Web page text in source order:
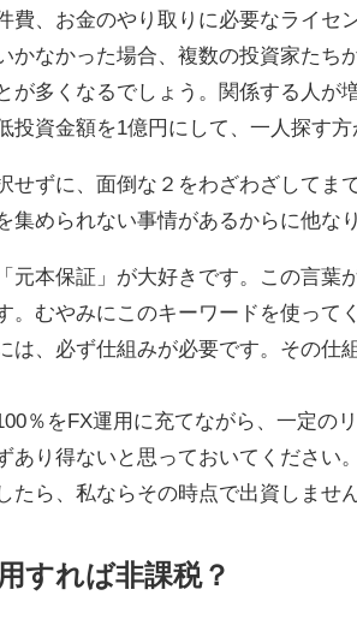
費、お金のやり取りに必要なライセ
かなかった場合、複数の投資家たち
が多くなるでしょう。関係する人が
投資金額を1億円にして、一人探す方
せずに、面倒な２をわざわざしてま
集められない事情があるからに他な
元本保証」が大好きです。この言葉
。むやみにこのキーワードを使って
は、必ず仕組みが必要です。その
％をFX運用に充てながら、一定の
あり得ないと思っておいてください
たら、私ならその時点で出資しません
すれば非課税？